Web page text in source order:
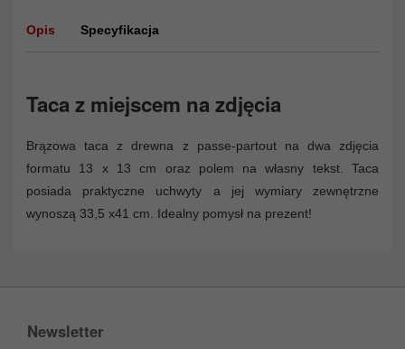
Opis Specyfikacja
Taca z miejscem na zdjęcia
Brązowa taca z drewna z passe-partout na dwa zdjęcia
formatu 13 x 13 cm oraz polem na własny tekst. Taca
posiada praktyczne uchwyty a jej wymiary zewnętrzne
wynoszą 33,5 x41 cm. Idealny pomysł na prezent!
Newsletter